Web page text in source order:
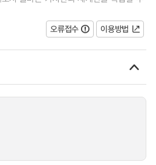
오류접수
이용방법